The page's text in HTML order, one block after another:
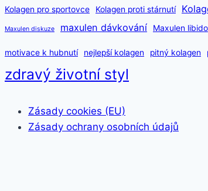
Kolagen pro sportovce
Kolagen proti stárnutí
Maxulen diskuze maxulen dávkování Maxulen libido
motivace k hubnutí nejlepší kolagen pitný kolagen
zdravý životní styl
Zásady cookies (EU)
Zásady ochrany osobních údajů